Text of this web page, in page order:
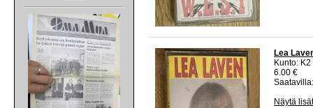
Lea
Kunto:
6.00 €
Näytä